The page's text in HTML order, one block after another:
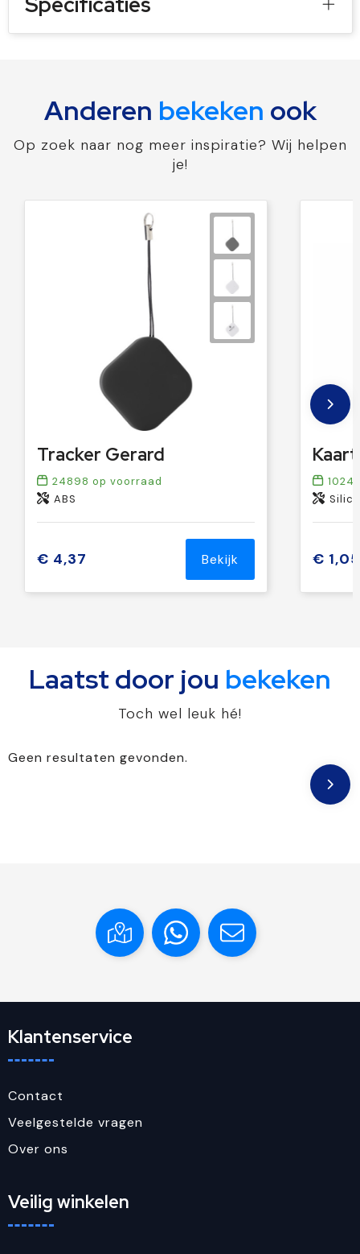
Anderen bekeken ook
Op zoek naar nog meer inspiratie? Wij helpen
je!
Tracker Gerard
24898 op voorraad
ABS
€ 4,37 Bekijk € 1,05
Laatst door jou bekeken
Toch wel leuk hé!
Geen resultaten gevonden.
Klantenservice
Contact
Veelgestelde vragen
Over ons
Veilig winkelen